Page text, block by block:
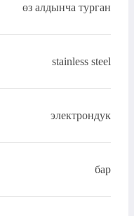
өз алдынча турган
stainless steel
электрондук
бар